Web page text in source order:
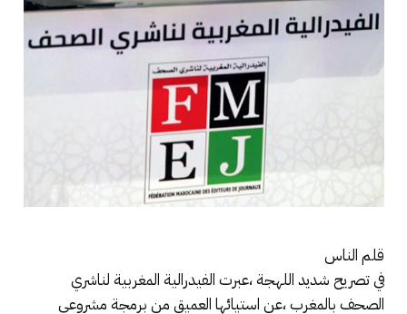
قلم الناس
في تصريح شديد اللهجة ،عبرت الفيدرالية المغربية لناشري
الصحف بالمغرب ،عن استيائها العميق من برمجة مشروعي